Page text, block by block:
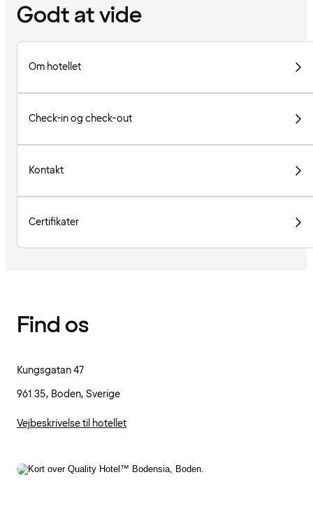
Godt at vide
Om hotellet
Check-in og check-out
Kontakt
Certifikater
Find os
Kungsgatan 47
961 35, Boden, Sverige
Vejbeskrivelse til hotellet